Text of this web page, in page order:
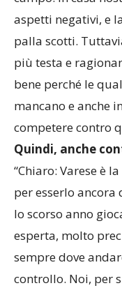
aspetti negativi, e
palla scotti.
più testa e
bene perché le
mancano e anche
competere contro
Quindi, anche
“Chiaro: Varese è
per esserlo ancora
lo scorso anno
esperta, molto
sempre dove
controllo. Noi, per